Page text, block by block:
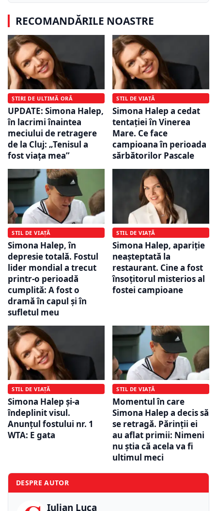
RECOMANDĂRILE NOASTRE
ȘTIRI DE ULTIMĂ ORĂ
UPDATE: Simona Halep,
în lacrimi înaintea
meciului de retragere
de la Cluj: „Tenisul a
fost viața mea”
STIL DE VIAȚĂ
Simona Halep a cedat
tentației în Vinerea
Mare. Ce face
campioana în perioada
sărbătorilor Pascale
STIL DE VIAȚĂ
Simona Halep, în
depresie totală. Fostul
lider mondial a trecut
printr-o perioadă
cumplită: A fost o
dramă în capul și în
sufletul meu
STIL DE VIAȚĂ
Simona Halep, apariție
neașteptată la
restaurant. Cine a fost
însoțitorul misterios al
fostei campioane
STIL DE VIAȚĂ
Simona Halep și-a
îndeplinit visul.
Anunțul fostului nr. 1
WTA: E gata
STIL DE VIAȚĂ
Momentul în care
Simona Halep a decis să
se retragă. Părinții ei
au aflat primii: Nimeni
nu știa că acela va fi
ultimul meci
DESPRE AUTOR
Iulian Luca